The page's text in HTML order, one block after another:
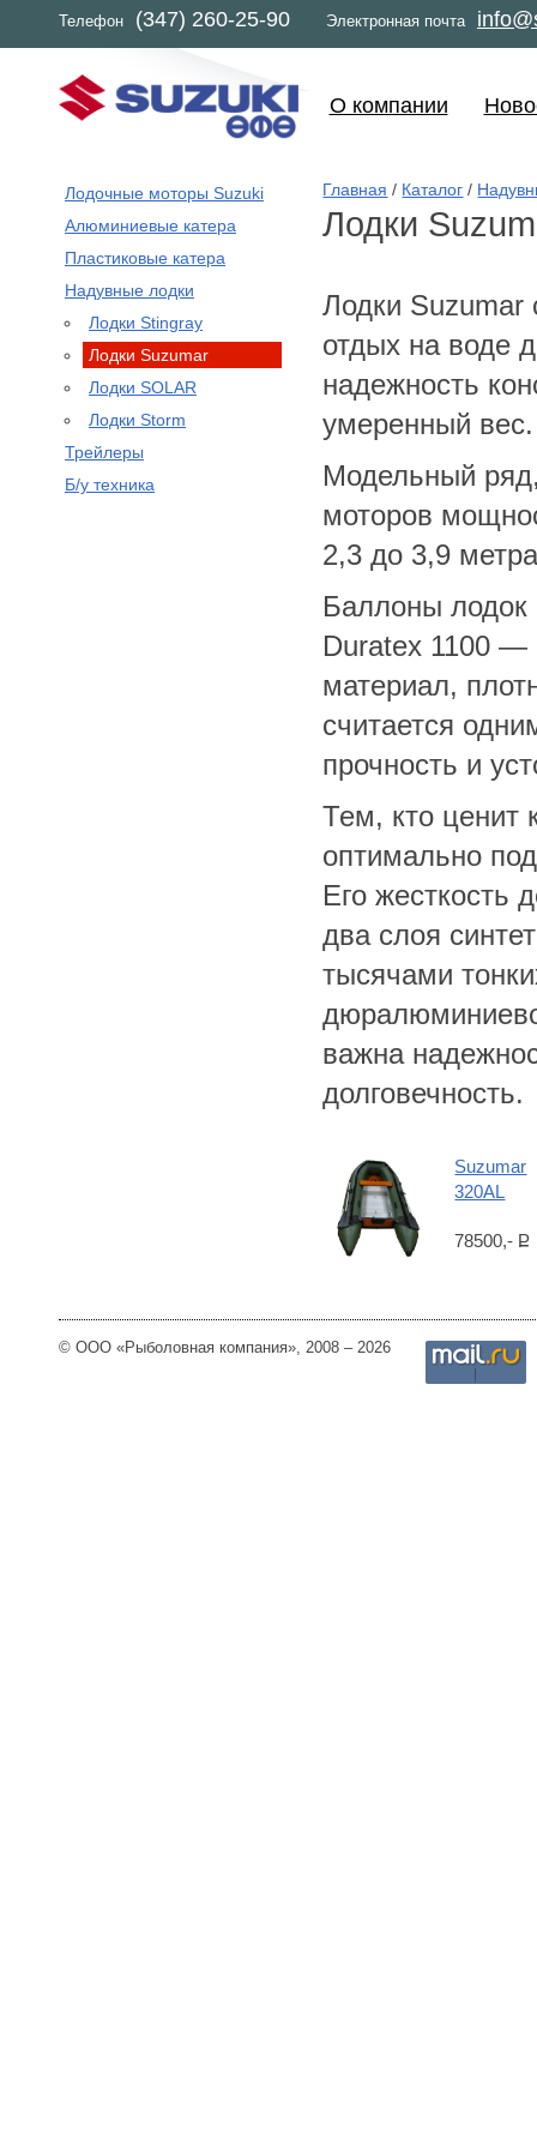
Телефон (347) 260-25-90 Электронная почта
О компании
Лодочные моторы Suzuki
Алюминиевые катера
Пластиковые катера
Надувные лодки
Лодки Stingray
Лодки Suzumar
Лодки SOLAR
Лодки Storm
Трейлеры
Б/у техника
Главная / Каталог /
Лодки
Лодки Suzumar
отдых на воде
надежность
умеренный вес.
Модельный
моторов
2,3 до 3,9
Баллоны лодок
Duratex 1100 —
материал,
считается
прочность и
Тем, кто ценит
оптимально
Его жесткость
два слоя
тысячами
важна
долговечность.
Suzumar
320AL
78500,- Р
© ООО «Рыболовная компания», 2008 – 2026